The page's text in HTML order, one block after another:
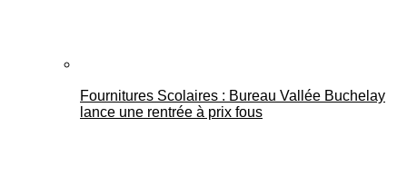
Fournitures Scolaires : Bureau Vallée Buchelay
lance une rentrée à prix fous